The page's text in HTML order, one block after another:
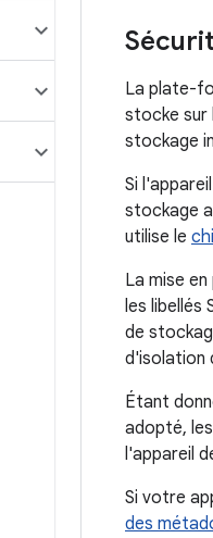
La plate-
stocke sur
stockage
Si
stockage
utilise le
La mise
les libellés
de
d'isolation
Étant
adopté,
l'appareil
Si votre
des